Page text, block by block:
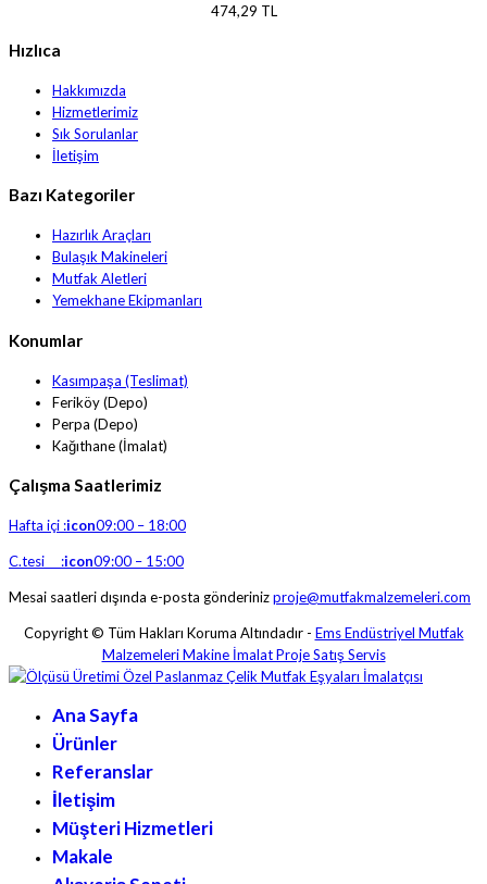
474,29 TL
Hızlıca
Hakkımızda
Hizmetlerimiz
Sık Sorulanlar
İletişim
Bazı Kategoriler
Hazırlık Araçları
Bulaşık Makineleri
Mutfak Aletleri
Yemekhane Ekipmanları
Konumlar
Kasımpaşa (Teslimat)
Feriköy (Depo)
Perpa (Depo)
Kağıthane (İmalat)
Çalışma Saatlerimiz
Hafta içi :icon09:00 – 18:00
C.tesi :icon09:00 – 15:00
Mesai saatleri dışında e-posta gönderinizproje@mutfakmalzemeleri.com
Copyright © Tüm Hakları Koruma Altındadır - Ems Endüstriyel Mutfak
Malzemeleri Makine İmalat Proje Satış Servis
Ana Sayfa
Ürünler
Referanslar
İletişim
Müşteri Hizmetleri
Makale